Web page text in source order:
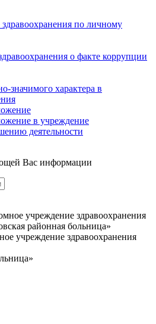
по личному
о факте коррупции
значимого характера в
в учреждение
деятельности
Вас информации
учреждение здравоохранения